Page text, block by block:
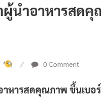
ผู้นำอาหารสด
^ 0 Comment
าหารสดคุณภาพ ขึ้นเบอ